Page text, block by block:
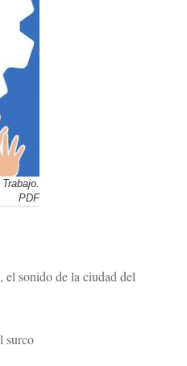
PDF
sonido de la ciudad del
surco